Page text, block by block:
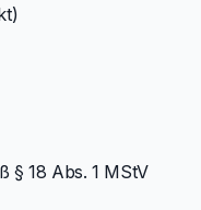
§ 18 Abs. 1 MStV